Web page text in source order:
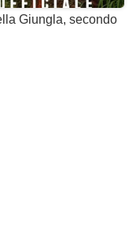
Giungla, secondo